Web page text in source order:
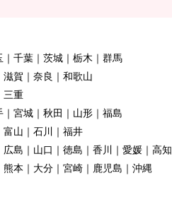
千葉 茨城 栃木
群馬
滋賀 奈良
和歌山
三重
宮城 秋田 山形
福島
富山 石川
福井
広島 山口 徳島 香川 愛媛
高知
熊本 大分 宮崎 鹿児島 沖縄